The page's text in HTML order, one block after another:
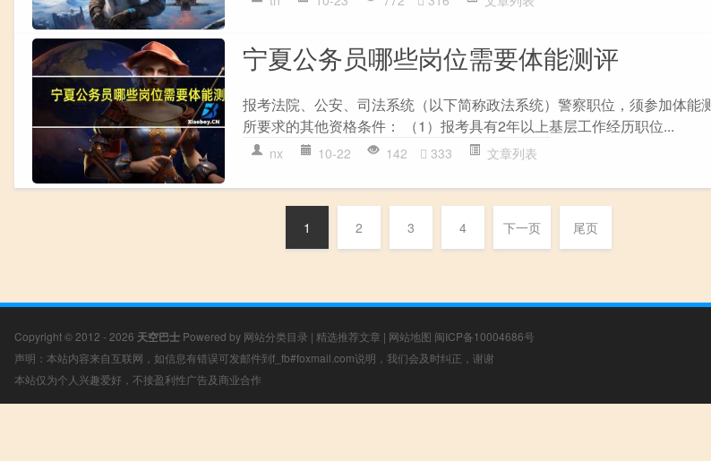
宁夏公务员哪些岗位需要体能测评
报考法院、公安、司法系统（以下简称政法系统）警察职位，须参加体能
所要求的其他资格条件： （1）报考具有2年以上基层工作经历职位...
nx 10-22 142 333 文章列表
1 2 3 4 下一页 尾页
Copyright © 2012 - 2026 天空巴士 Powered by 网站分类目录 | 精选推荐文章 | 网站地图 闽ICP备10004686号
声明：本站内容来自互联网，如信息有错误可发邮件到f_fb#foxmail.com说明，我们会及时纠正，谢谢
本站仅为个人兴趣爱好，不接盈利性广告及商业合作